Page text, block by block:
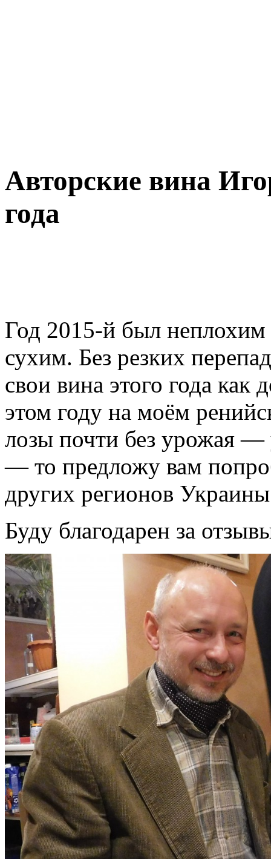
Авторские вина
года
Год 2015-й был
сухим. Без резких
свои вина этого года как
этом году на моём
лозы почти без урожая —
— то предложу вам
других регионов
Буду благодарен за